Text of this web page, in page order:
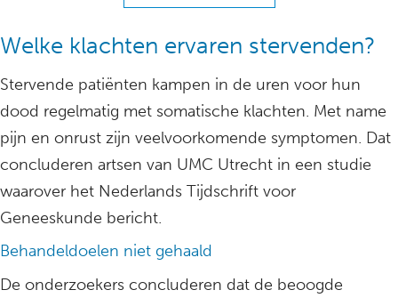
Welke klachten ervaren stervenden?
Stervende patiënten kampen in de uren voor hun
dood regelmatig met somatische klachten. Met name
pijn en onrust zijn veelvoorkomende symptomen. Dat
concluderen artsen van UMC Utrecht in een studie
waarover het Nederlands Tijdschrift voor
Geneeskunde bericht.
Behandeldoelen niet gehaald
De onderzoekers concluderen dat de beoogde